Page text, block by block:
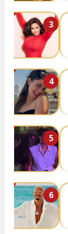
3
4
5
6